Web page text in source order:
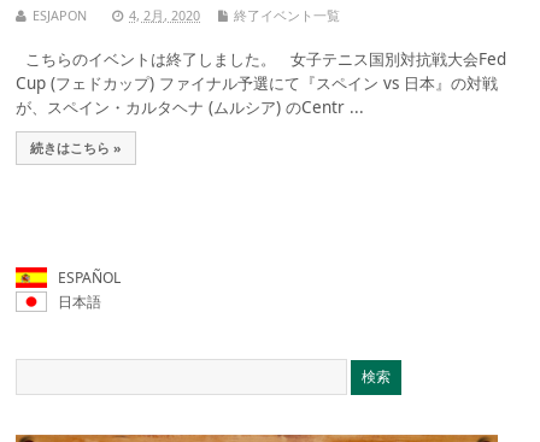
ESJAPON 4, 2月, 2020 終了イベント一覧
こちらのイベントは終了しました。 女子テニス国別対抗戦大会Fed
Cup (フェドカップ) ファイナル予選にて『スペイン vs 日本』の対戦
が、スペイン・カルタヘナ (ムルシア) のCentr ...
続きはこちら »
ESPAÑOL
日本語